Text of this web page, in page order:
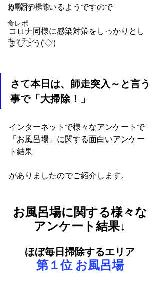
お風呂の機能
食レポ
キッチン
が流行っているようですので
コロナ同様に感染対策をしっかりとし
ましょう('◇')ゞ
さて本日は、師走突入～と言う
事で「大掃除！」
インターネットで様々なアンケートで
「お風呂場」に関する面白いアンケー
ト結果
がありましたのでご紹介します。
お風呂場に関する様々な
アンケート結果↓
ほぼ毎日掃除するエリア
第１位 お風呂場